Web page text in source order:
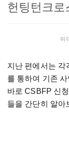
헌팅턴크로
미
지난 편에서는 각
를 통하여 기존
바로 CSBFP 신
들을 간단히 알아